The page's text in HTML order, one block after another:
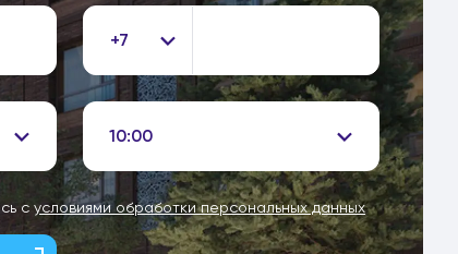
+7
10:00
с условиями обработки персональных данных